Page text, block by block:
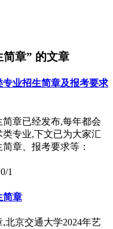
章” 的文章
专业招生简章及报考要求
章已经发布,每年都会
专业,下文已为大家汇
章、报考要求等：
1
简章
北京交通大学2024年艺